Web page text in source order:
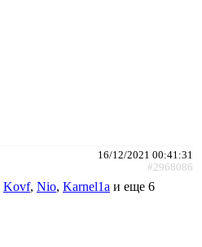
16/12/2021 00:41:31
#2968086
Kovf, Nio, Karnel1a и еще 6